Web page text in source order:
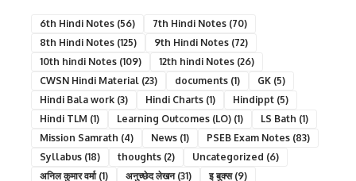
6th Hindi Notes (56) 7th Hindi Notes (70)
8th Hindi Notes (125) 9th Hindi Notes (72)
10th hindi Notes (109) 12th hindi Notes (26)
CWSN Hindi Material (23) documents (1) GK (5)
Hindi Bala work (3) Hindi Charts (1) Hindippt (5)
Hindi TLM (1) Learning Outcomes (LO) (1) LS Bath (1)
Mission Samrath (4) News (1) PSEB Exam Notes (83)
Syllabus (18) thoughts (2) Uncategorized (6)
अनिल कुमार वर्मा(1) अनुच्छेद लेखन(31) इ बुक्स(9)